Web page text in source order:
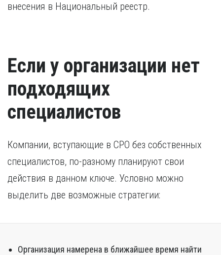
внесения в Национальный реестр.
Если у организации нет
подходящих
специалистов
Компании, вступающие в СРО без собственных
специалистов, по-разному планируют свои
действия в данном ключе. Условно можно
выделить две возможные стратегии:
Организация намерена в ближайшее время найти